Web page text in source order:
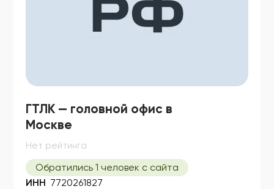
ГТЛК — головной офис в
Москве
Нет рейтинга
Обратились 1 человек с сайта
ИНН 7720261827